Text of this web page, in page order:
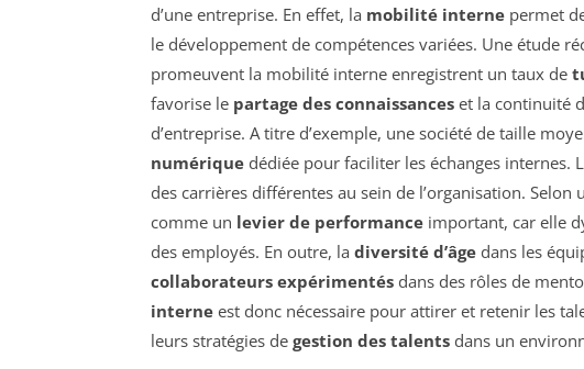
d’une entreprise. En effet, la mobilité interne permet
le développement de compétences variées. Une étude
promeuvent la mobilité interne enregistrent un taux de
favorise le partage des connaissances et la continuité
d’entreprise. A titre d’exemple, une société de taille
numérique dédiée pour faciliter les échanges internes.
des carrières différentes au sein de l’organisation.
comme un levier de performance important, car elle
des employés. En outre, la diversité d’âge dans les
collaborateurs expérimentés dans des rôles de
interne est donc nécessaire pour attirer et retenir les
leurs stratégies de gestion des talents dans un